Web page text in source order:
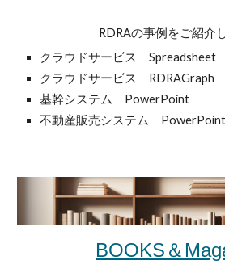
RDRAの事例をご紹介
クラウドサービス Spreadsheet
クラウドサービス RDRAGraph
基幹システム PowerPoint
不動産販売システム PowerPoint
BOOKS＆